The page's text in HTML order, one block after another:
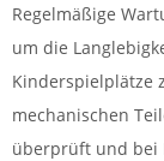
Regelmäßige
um die
Kinderspielplätze
mechanischen
überprüft und bei